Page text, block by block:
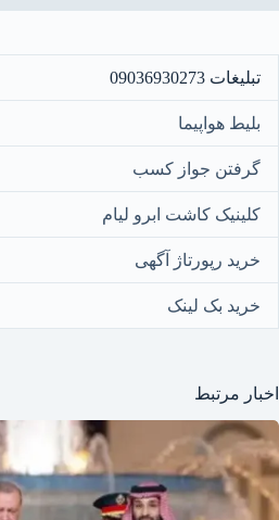
تبلیغات 09036930273
بلیط هواپیما
گرفتن جواز کسب
کلینیک کاشت ابرو لیام
خرید رپورتاژ آگهی
خرید بک لینک
اخبار مرتبط